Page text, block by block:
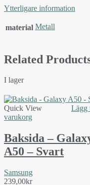
Ytterligare information
material Metall
Related
I lager
Quick View
Lägg
varukorg
Baksida –
A50 – Svart
Samsung
239,00kr